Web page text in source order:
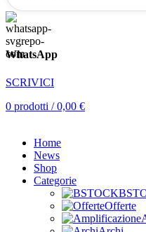
WhatsApp
SCRIVICI
0 prodotti / 0,00 €
Home
News
Shop
Categorie
Offerte